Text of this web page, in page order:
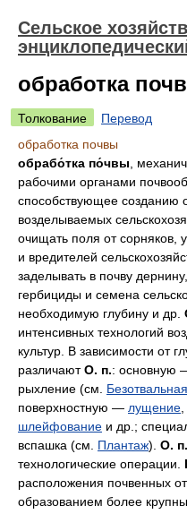
Сельское
обработка
Толкование
Перевод
обработка почвы
обрабо́тка по́чвы ,
рабочими органами
способствующее созданию
возделываемых
очищать поля от сорняков,
и вредителей
заделывать в почву
гербициды и семена
необходимую глубину и др.
интенсивных технологий
культур. В зависимости от
различаютО. п.: основную
рыхление (см.
поверхностную — лущение
шлейфование и др.;
вспашка (см. Плантаж). О. п.
технологические операции.
расположения почвенных
образованием более